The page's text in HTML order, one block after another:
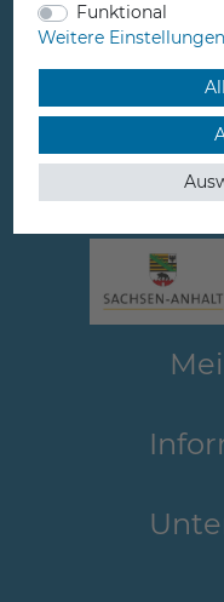
Funktional
Weitere Einstellungen